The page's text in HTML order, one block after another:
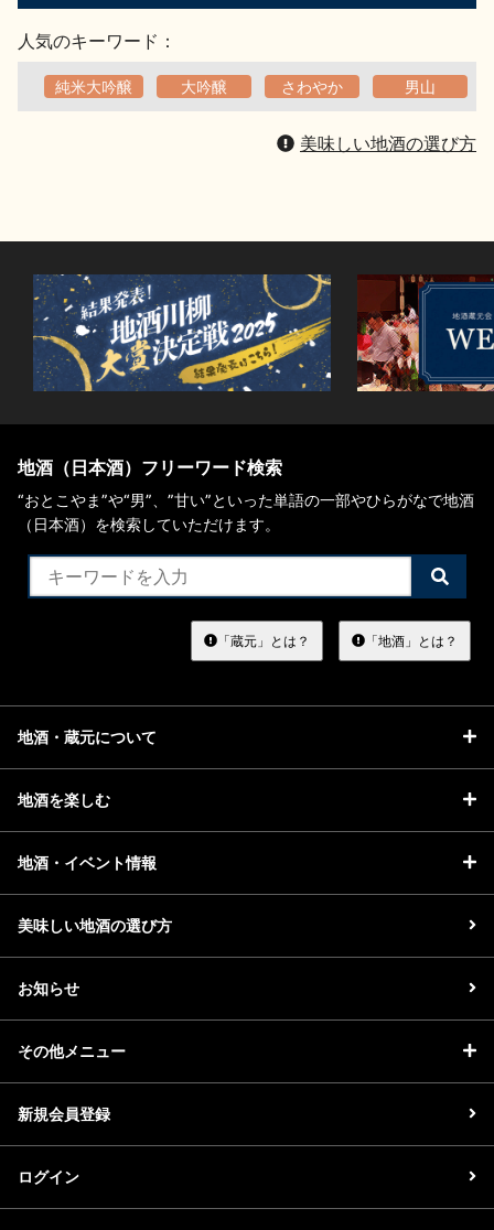
人気のキーワード：
純米大吟醸 大吟醸 さわやか 男山
美味しい地酒の選び方
地酒（日本酒）フリーワード検索
“おとこやま”や“男”、”甘い”といった単語の一部やひらがなで地酒
（日本酒）を検索していただけます。
検
索
る
「蔵元」とは？ 「地酒」とは？
地酒・蔵元について
地酒を楽しむ
地酒・イベント情報
美味しい地酒の選び方
お知らせ
その他メニュー
新規会員登録
ログイン